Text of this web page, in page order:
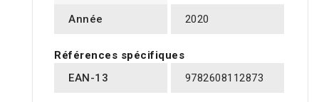
Année 2020
Références spécifiques
EAN-13
9782608112873